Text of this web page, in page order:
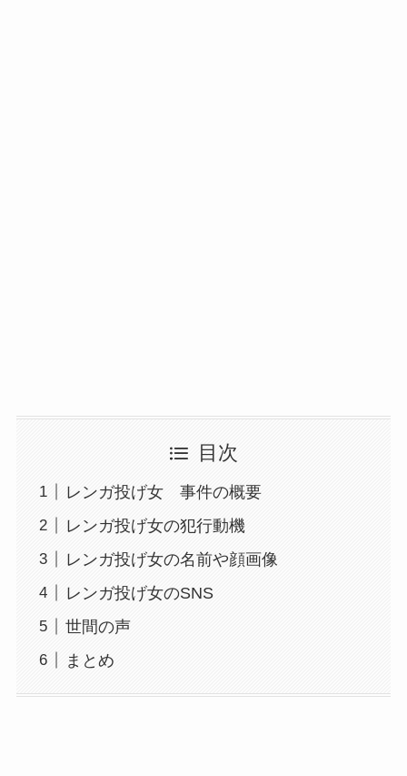
目次
レンガ投げ女 事件の概要
レンガ投げ女の犯行動機
レンガ投げ女の名前や顔画像
レンガ投げ女のSNS
世間の声
まとめ